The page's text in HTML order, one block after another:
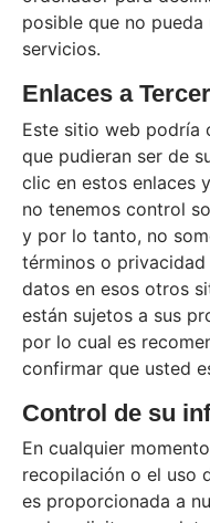
posible que no
servicios.
Enlaces a
Este sitio web podría
que pudieran ser de
clic en estos enlaces
no tenemos control
y por lo tanto, no
términos o
datos en esos otros
están sujetos a sus
por lo cual es
confirmar que usted
Control de su
En cualquier
recopilación o el uso
es proporcionada a